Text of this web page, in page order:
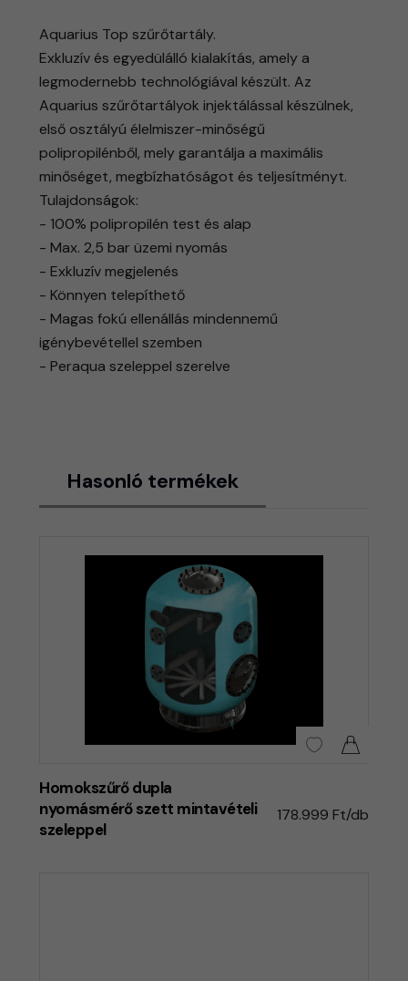
Aquarius Top szűrőtartály.
Exkluzív és egyedülálló kialakítás, amely a
legmodernebb technológiával készült. Az
Aquarius szűrőtartályok injektálással készülnek,
első osztályú élelmiszer-minőségű
polipropilénből, mely garantálja a maximális
minőséget, megbízhatóságot és teljesítményt.
Tulajdonságok:
- 100% polipropilén test és alap
- Max. 2,5 bar üzemi nyomás
- Exkluzív megjelenés
- Könnyen telepíthető
- Magas fokú ellenállás mindennemű
igénybevétellel szemben
- Peraqua szeleppel szerelve
Hasonló termékek
Homokszűrő dupla
nyomásmérő szett mintavételi
szeleppel
178.999 Ft/db